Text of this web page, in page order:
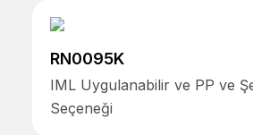
RN0095K
IML Uygulanabilir ve PP ve Şeffaflık
Seçeneği